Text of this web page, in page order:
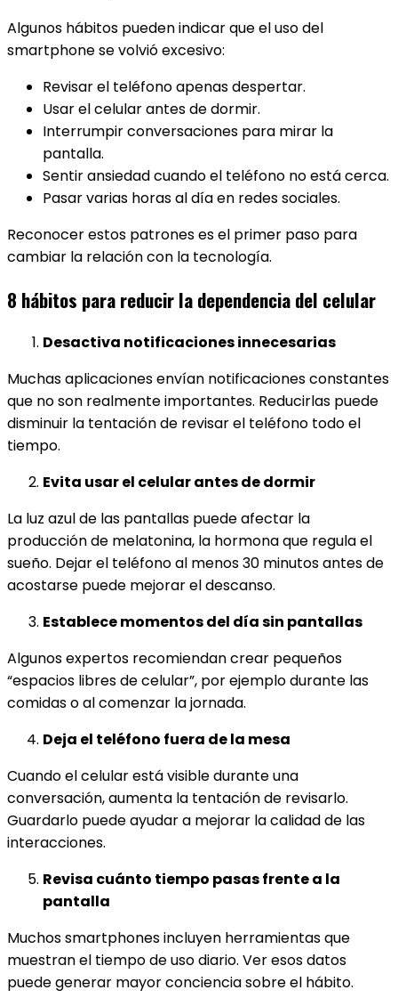
Algunos hábitos pueden indicar que el uso del
smartphone se volvió excesivo:
Revisar el teléfono apenas despertar.
Usar el celular antes de dormir.
Interrumpir conversaciones para mirar la
pantalla.
Sentir ansiedad cuando el teléfono no está cerca.
Pasar varias horas al día en redes sociales.
Reconocer estos patrones es el primer paso para
cambiar la relación con la tecnología.
8 hábitos para reducir la dependencia del celular
Desactiva notificaciones innecesarias
Muchas aplicaciones envían notificaciones constantes
que no son realmente importantes. Reducirlas puede
disminuir la tentación de revisar el teléfono todo el
tiempo.
Evita usar el celular antes de dormir
La luz azul de las pantallas puede afectar la
producción de melatonina, la hormona que regula el
sueño. Dejar el teléfono al menos 30 minutos antes de
acostarse puede mejorar el descanso.
Establece momentos del día sin pantallas
Algunos expertos recomiendan crear pequeños
“espacios libres de celular”, por ejemplo durante las
comidas o al comenzar la jornada.
Deja el teléfono fuera de la mesa
Cuando el celular está visible durante una
conversación, aumenta la tentación de revisarlo.
Guardarlo puede ayudar a mejorar la calidad de las
interacciones.
Revisa cuánto tiempo pasas frente a la
pantalla
Muchos smartphones incluyen herramientas que
muestran el tiempo de uso diario. Ver esos datos
puede generar mayor conciencia sobre el hábito.